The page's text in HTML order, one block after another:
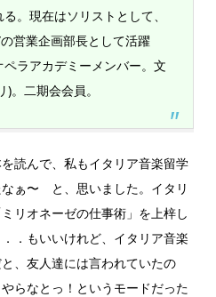
。現在はソリストとして、
営業企画部長として活躍
ラアカデミーメンバー。文
。二期会会員。
読んで、私もイタリア音楽留学
ぁ〜 と、思いました。イタリ
リオネーゼの仕事術」を上梓し
．もいいけれど、イタリア音楽
、友人達には言われていたの
らなとっ！というモードだった